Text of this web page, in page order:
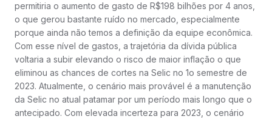
permitiria o aumento de gasto de R$198 bilhões por 4 anos,
o que gerou bastante ruído no mercado, especialmente
porque ainda não temos a definição da equipe econômica.
Com esse nível de gastos, a trajetória da dívida pública
voltaria a subir elevando o risco de maior inflação o que
eliminou as chances de cortes na Selic no 1o semestre de
2023. Atualmente, o cenário mais provável é a manutenção
da Selic no atual patamar por um período mais longo que o
antecipado. Com elevada incerteza para 2023, o cenário